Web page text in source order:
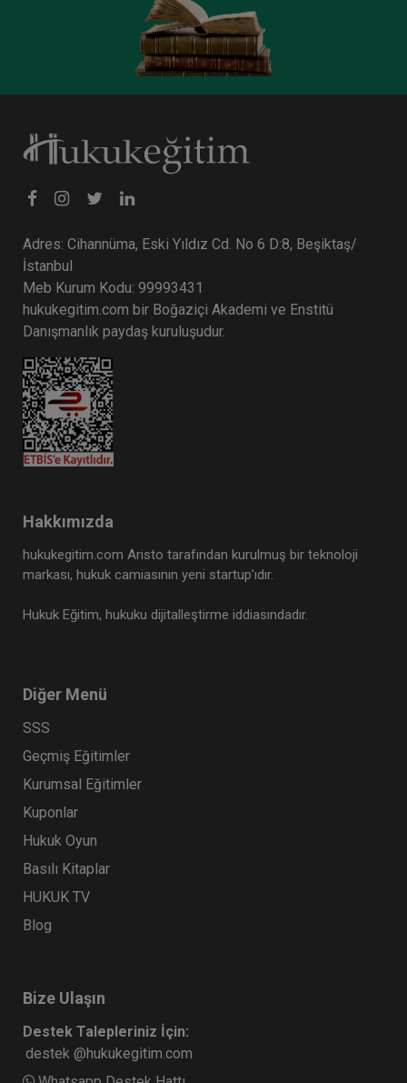
Adres: Cihannüma, Eski Yıldız Cd. No 6 D:8, Beşiktaş/
İstanbul
Meb Kurum Kodu: 99993431
hukukegitim.com bir Boğaziçi Akademi ve Enstitü
Danışmanlık paydaş kuruluşudur.
Hakkımızda
hukukegitim.com Aristo tarafından kurulmuş bir teknoloji
markası, hukuk camiasının yeni startup’ıdır.
Hukuk Eğitim, hukuku dijitalleştirme iddiasındadır.
Diğer Menü
SSS
Geçmiş Eğitimler
Kurumsal Eğitimler
Kuponlar
Hukuk Oyun
Basılı Kitaplar
HUKUK TV
Blog
Bize Ulaşın
Destek Talepleriniz İçin:
destek @hukukegitim.com